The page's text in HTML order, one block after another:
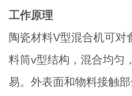
工作原理
陶瓷材料V型混合机可
料筒v型结构，混合均匀
易。外表面和物料接触